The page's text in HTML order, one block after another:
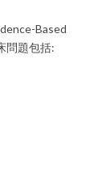
Based
問題包括: